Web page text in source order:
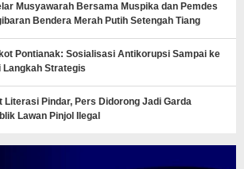
Musyawarah Bersama Muspika dan Pemdes
Bendera Merah Putih Setengah Tiang
Pontianak: Sosialisasi Antikorupsi Sampai ke
Langkah Strategis
Literasi Pindar, Pers Didorong Jadi Garda
Lawan Pinjol Ilegal